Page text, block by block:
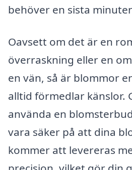
behöver en sista
Oavsett om det är en
överraskning eller en
en vän, så är blommor
alltid förmedlar känslor.
använda en
vara säker på att dina
kommer att levereras